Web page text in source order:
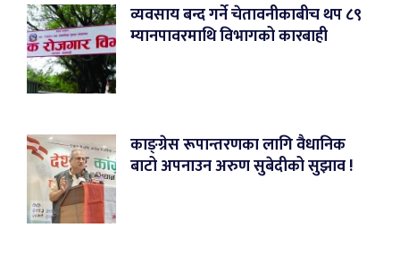
व्यवसाय बन्द गर्ने चेतावनीकाबीच थप ८९
म्यानपावरमाथि विभागको कारबाही
काङ्ग्रेस रूपान्तरणका लागि वैधानिक
बाटो अपनाउन अरुण सुबेदीको सुझाव !